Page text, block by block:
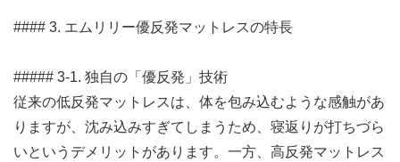
#### 3. エムリリー優反発マットレスの特長
##### 3-1. 独自の「優反発」技術
従来の低反発マットレスは、体を包み込むような感触があ
りますが、沈み込みすぎてしまうため、寝返りが打ちづら
いというデメリットがあります。一方、高反発マットレス